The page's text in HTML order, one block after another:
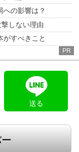
への影響は？
しない理由
がすべきこと
PR
送る